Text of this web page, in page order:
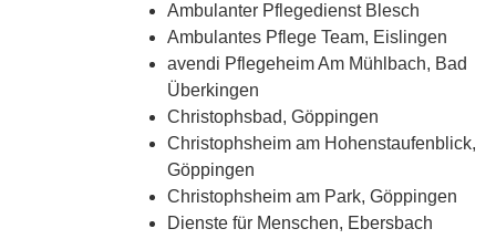
Ambulanter Pflegedienst Blesch
Ambulantes Pflege Team, Eislingen
avendi Pflegeheim Am Mühlbach, Bad
Überkingen
Christophsbad, Göppingen
Christophsheim am Hohenstaufenblick,
Göppingen
Christophsheim am Park, Göppingen
Dienste für Menschen, Ebersbach